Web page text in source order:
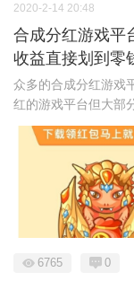
2020-2-14 20:48
合成分红游戏平
收益直接划到零
众多的合成分红游戏
红的游戏平台但大部
6765 0